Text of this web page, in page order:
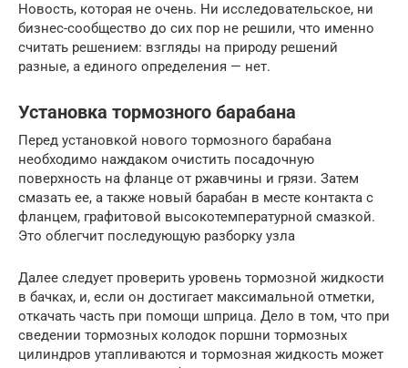
Новость, которая не очень. Ни исследовательское, ни
бизнес-сообщество до сих пор не решили, что именно
считать решением: взгляды на природу решений
разные, а единого определения — нет.
Установка тормозного барабана
Перед установкой нового тормозного барабана
необходимо наждаком очистить посадочную
поверхность на фланце от ржавчины и грязи. Затем
смазать ее, а также новый барабан в месте контакта с
фланцем, графитовой высокотемпературной смазкой.
Это облегчит последующую разборку узла
Далее следует проверить уровень тормозной жидкости
в бачках, и, если он достигает максимальной отметки,
откачать часть при помощи шприца. Дело в том, что при
сведении тормозных колодок поршни тормозных
цилиндров утапливаются и тормозная жидкость может